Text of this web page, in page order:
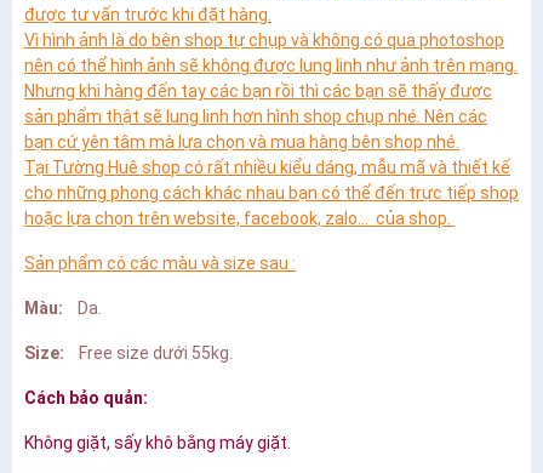
được tư vấn trước khi đặt hàng.
Vì hình ảnh là do bên shop tự chụp và không có qua photoshop
nên có thể hình ảnh sẽ không được lung linh như ảnh trên mạng.
Nhưng khi hàng đến tay các bạn rồi thì các bạn sẽ thấy được
sản phẩm thật sẽ lung linh hơn hình shop chụp nhé. Nên các
bạn cứ yên tâm mà lựa chọn và mua hàng bên shop nhé.
Tại Tường Huê shop có rất nhiều kiểu dáng, mẫu mã và thiết kế
cho những phong cách khác nhau bạn có thể đến trực tiếp shop
hoặc lựa chọn trên website, facebook, zalo... của shop.
Sản phẩm có các màu và size sau :
Màu: Da.
Size: Free size dưới 55kg.
Cách bảo quản:
Không giặt, sấy khô bằng máy giặt.